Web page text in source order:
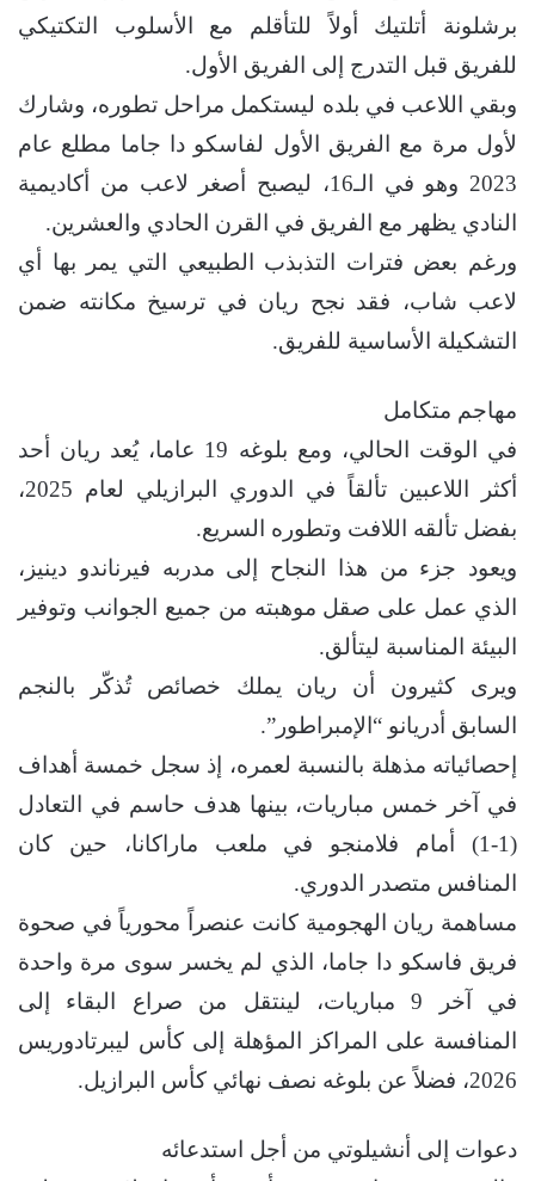
برشلونة أتلتيك أولاً للتأقلم مع الأسلوب التكتيكي
للفريق قبل التدرج إلى الفريق الأول.
وبقي اللاعب في بلده ليستكمل مراحل تطوره، وشارك
لأول مرة مع الفريق الأول لفاسكو دا جاما مطلع عام
2023 وهو في الـ16، ليصبح أصغر لاعب من أكاديمية
النادي يظهر مع الفريق في القرن الحادي والعشرين.
ورغم بعض فترات التذبذب الطبيعي التي يمر بها أي
لاعب شاب، فقد نجح ريان في ترسيخ مكانته ضمن
التشكيلة الأساسية للفريق.
مهاجم متكامل
في الوقت الحالي، ومع بلوغه 19 عاما، يُعد ريان أحد
أكثر اللاعبين تألقاً في الدوري البرازيلي لعام 2025،
بفضل تألقه اللافت وتطوره السريع.
ويعود جزء من هذا النجاح إلى مدربه فيرناندو دينيز،
الذي عمل على صقل موهبته من جميع الجوانب وتوفير
البيئة المناسبة ليتألق.
ويرى كثيرون أن ريان يملك خصائص تُذكّر بالنجم
السابق أدريانو “الإمبراطور”.
إحصائياته مذهلة بالنسبة لعمره، إذ سجل خمسة أهداف
في آخر خمس مباريات، بينها هدف حاسم في التعادل
(1-1) أمام فلامنجو في ملعب ماراكانا، حين كان
المنافس متصدر الدوري.
مساهمة ريان الهجومية كانت عنصراً محورياً في صحوة
فريق فاسكو دا جاما، الذي لم يخسر سوى مرة واحدة
في آخر 9 مباريات، لينتقل من صراع البقاء إلى
المنافسة على المراكز المؤهلة إلى كأس ليبرتادوريس
2026، فضلاً عن بلوغه نصف نهائي كأس البرازيل.
دعوات إلى أنشيلوتي من أجل استدعائه